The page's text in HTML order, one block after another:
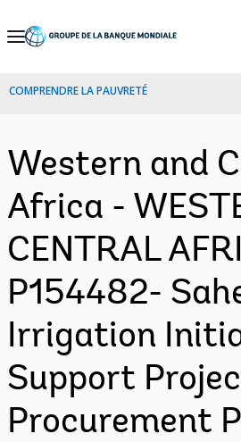
Skip
Navigation
COMPRENDRE LA PAUVRETÉ
Western and
Africa -
CENTRAL
P154482-
Irrigation
Support
Procurement